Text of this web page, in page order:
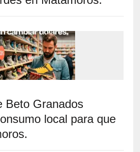
Beto Granados
local para que